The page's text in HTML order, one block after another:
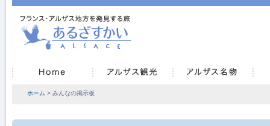
ホーム > みんなの掲示板